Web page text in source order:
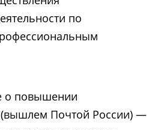
по
о повышении
(вышлем Почтой России) —